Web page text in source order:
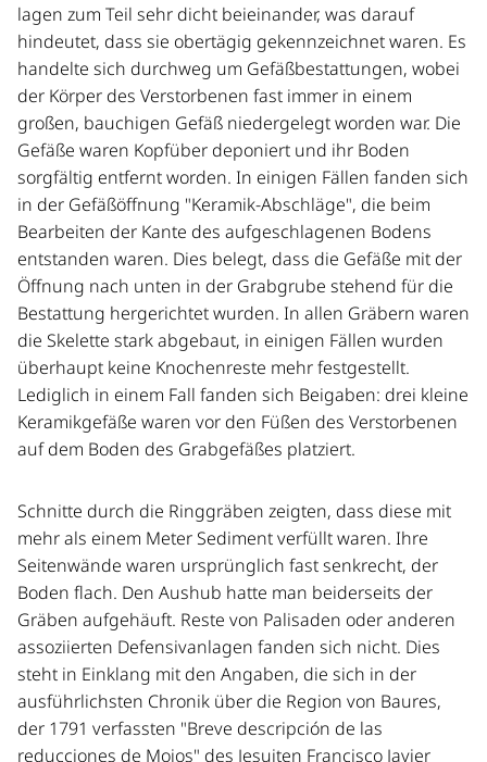
lagen zum Teil sehr dicht beieinander, was darauf
hindeutet, dass sie obertägig gekennzeichnet waren. Es
handelte sich durchweg um Gefäßbestattungen, wobei
der Körper des Verstorbenen fast immer in einem
großen, bauchigen Gefäß niedergelegt worden war. Die
Gefäße waren Kopfüber deponiert und ihr Boden
sorgfältig entfernt worden. In einigen Fällen fanden sich
in der Gefäßöffnung "Keramik-Abschläge", die beim
Bearbeiten der Kante des aufgeschlagenen Bodens
entstanden waren. Dies belegt, dass die Gefäße mit der
Öffnung nach unten in der Grabgrube stehend für die
Bestattung hergerichtet wurden. In allen Gräbern waren
die Skelette stark abgebaut, in einigen Fällen wurden
überhaupt keine Knochenreste mehr festgestellt.
Lediglich in einem Fall fanden sich Beigaben: drei kleine
Keramikgefäße waren vor den Füßen des Verstorbenen
auf dem Boden des Grabgefäßes platziert.
Schnitte durch die Ringgräben zeigten, dass diese mit
mehr als einem Meter Sediment verfüllt waren. Ihre
Seitenwände waren ursprünglich fast senkrecht, der
Boden flach. Den Aushub hatte man beiderseits der
Gräben aufgehäuft. Reste von Palisaden oder anderen
assoziierten Defensivanlagen fanden sich nicht. Dies
steht in Einklang mit den Angaben, die sich in der
ausführlichsten Chronik über die Region von Baures,
der 1791 verfassten "Breve descripción de las
reducciones de Mojos" des Jesuiten Francisco Javier